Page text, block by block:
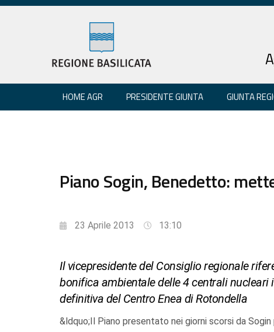
HOME AGR PRESIDENTE GIUNTA GIUNTA
Piano Sogin, Benedetto:
23 Aprile 2013 13:10
Il vicepresidente del Consiglio regionale
bonifica ambientale delle 4 centrali
definitiva del Centro Enea di Rotondella
&ldquo;Il Piano presentato nei giorni scorsi da